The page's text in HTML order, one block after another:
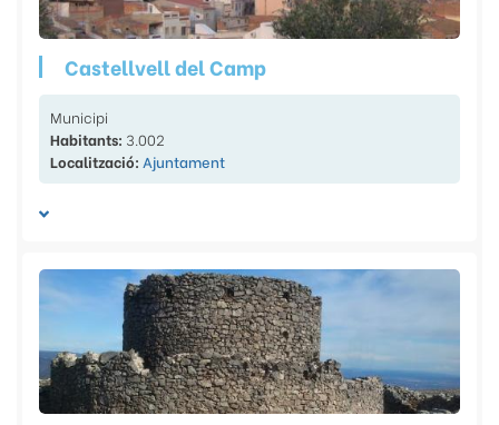
Castellvell del Camp
Municipi
Habitants: 3.002
Localització: Ajuntament